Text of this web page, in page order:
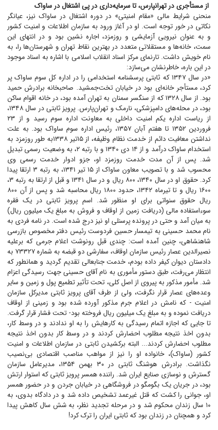
از مستأجری در تهرانپارس، تا سرمایه‌داری در پی اشتغال در ساواک
منحنی شرایط مالی «مقام امنیتی» در دوره اشتغال در ساواک نیز، عیانگر
نکاتی در خور توجه است. او در آغاز ورود به سازمان اطلاعات و امنیت کشور
و به عنوان نیرویی آزمایشی و روزمزد، اجاره نشین بود و در انتهای این
سمت، خانه‌ها و مستقلاتی متعدد در بهترین نقاط تهران و شهرستان‌ها را، به
نام خویش داشت. تارنمای مرکز اسناد انقلاب اسلامی با اشاره به اسناد موجود
در این باره، خاطرنشان می‌سازد:
«در سال ۱۳۴۷ که ثابتی پرسشنامه استخدامی را در اداره کل سوم ساواک پر
کرد، مستأجر خانه‌ای بود در خیابان تخت‌جمشید. صاحبخانه برادرش حمید
بود. از سال ۱۳۲۸ که از سنگسر سمنان به تهران آمده بود، در خانه اقوام ساکن
بود، در محله‌های دامپزشکی، نارمک و تهران‌پارس. پرویز ثابتی در سال ۱۳۴۸،
از ریاست اداره یکم امنیت داخلی به معاونت اداره سوم رسید و از ۲۳
فروردین ۱۳۵۲ تا هفتم آبان ۱۳۵۷، رئیس اداره سوم ساواک بود. به علت
نداشتن معافیت دائم از خدمت نظام وظیفه، از ۱۵تیر ۱۳۳۸به طور روزمزد به
استخدام ساواک درآمد و از ۱۴ دی ۱۳۴۰ و با رتبه ۲، به وضعیت رسمی تبدیل
شد. پس از آن مدت خدمت روزمزد او، جزو ادوار خدمت رسمی وی
محسوب شد و با تصویب معاون ساواک از ۱۵ تیر ۱۳۴۱، به رتبه ۳ ارتقا پیدا
کرد. حقوق او در سال ۱۳۴۰، ۸۰۰ ریال و در سال ۱۳۴۱ و قبل از ارتقا به رتبه ۳،
۱۶۰۰ ریال و تا تیرماه ۱۳۴۲، حدود ۱۸۰۰ ریال محاسبه شد و پس از آن ۸۰۰
ریال حقوق سنواتی برای او منظور شد. اسم پرویز ثابتی در یک فقره
سوءاستفاده مالی (دریافت زمین از اوقاف و فروش به مبلغ یک میلیون ریال)
به میان آمد و حتی در پرونده پرسنلی او نیز درج شده است. در نامه فردی به
نام محمد حسینی به تیمسار حسین فردوست رئیس دفتر مخصوص بازرسی
شاهنشاهی، چنین آمده است: چندی قبل رونوشت اعلام جرمی که برعلیه
نصیرالدین عصار رئیس سازمان اوقاف، سفارشی دو قبضه به شماره ۷۳۳۲۷ به
دادستان دیوان کیفر داده بودم، خدمت جنابعالی تقدیم گردید و همانطور که
انتظار می‌رفت، طبق دستور مأموری به نام آقای حسینی جهت رسیدگی اعزام
شد. مأمور مذکور به پیروی از اصل کلی، تحت تأثیر تطمیع پول و زمین و سایر
وعده‌های عصار قرار نگرفت، ولی از طرف آقای پرویز ثابتی مدیرکل سازمان
امنیت - که نامش در اعلام جرم مذکور آورده شده بود و زمینی از اوقاف
دریافت نموده و به مبلغ یک میلیون ریال فروخته بود- تحت فشار قرار گرفت.
تا جایی که اجازه اتمام رسیدگی به کارهایش را به او ندادند و در وسط کار،
بدون اخذ نتیجه مطلوب احضارش کردند و در وسط کار بدون اخذ نتیجه
مطلوب احضارش کردند... البته برکشیدن ثابتی در سازمان اطلاعات و امنیت
کشور (ساواک)، خانواده او را نیز از مواهب مناصب اقتصادی بی‌نصیب
نگذاشت. برادرش هوشنگ ثابتی در ۳۰ بهمن ۱۳۵۴، مدیرعامل سازمان
گسترش و نوسازی صنایع ایران شد. راننده همسر پرویز ثابتی که استوار ارتش
بود، در جریان یک بگومگو در فروشگاهی در خیابان جردن و در حضور همسر
او، جوانی را کشت که قتل غیرعمد تشخیص داده شد و در دادگاه بدوی، به
۱۰ سال زندان محکوم شد و در مرحله تجدید نظر، به شش سال کاهش پیدا
کرد و همچنان در زندان بود که ثابتی ایران را ترک کرد!